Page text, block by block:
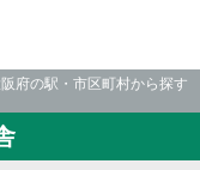
府の駅・市区町村から探す